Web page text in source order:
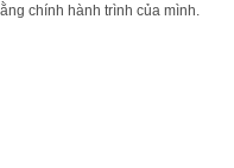
chính hành trình của mình.